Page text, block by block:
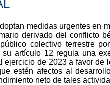
medidas urgentes en
derivado del conflicto
colectivo terrestre
artículo 12 regula una
ejercicio de 2023 a favor de
estén afectos al
neto de tales